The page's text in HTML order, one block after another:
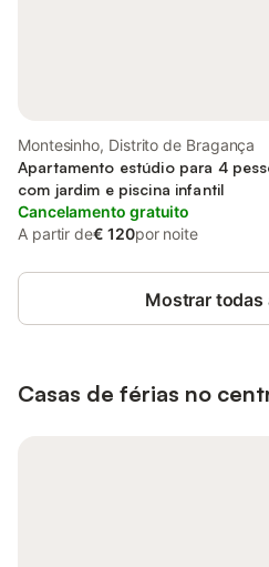
Montesinho, Distrito de Bragança
Apartamento estúdio para 4
com jardim e piscina infantil
Cancelamento gratuito
A partir de€ 120por noite
Mostrar todas
Casas de férias no